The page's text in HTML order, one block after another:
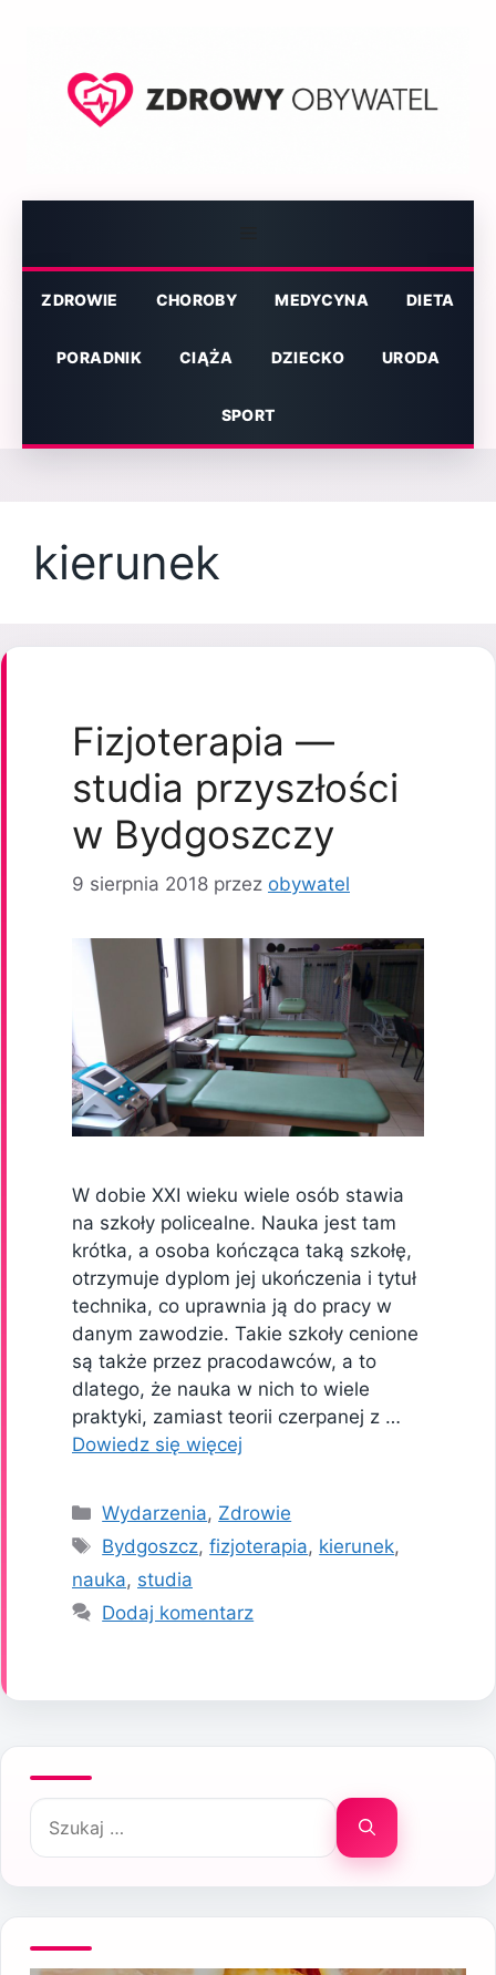
ZDROWIE CHOROBY MEDYCYNA DIETA
PORADNIK CIĄŻA DZIECKO URODA
SPORT
kierunek
Fizjoterapia —
studia przyszłości
w Bydgoszczy
9 sierpnia 2018 przez obywatel
W dobie XXI wieku wiele osób stawia
na szkoły policealne. Nauka jest tam
krótka, a osoba kończąca taką szkołę,
otrzymuje dyplom jej ukończenia i tytuł
technika, co uprawnia ją do pracy w
danym zawodzie. Takie szkoły cenione
są także przez pracodawców, a to
dlatego, że nauka w nich to wiele
praktyki, zamiast teorii czerpanej z …
Dowiedz się więcej
Kategorie
Wydarzenia, Zdrowie
Tagi
Bydgoszcz,fizjoterapia, kierunek,
nauka, studia
Dodaj komentarz
Szukaj: